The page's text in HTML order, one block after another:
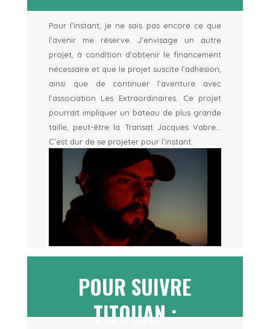
Pour l’instant, je ne sais pas encore ce que
l’avenir me réserve. J’envisage un autre
projet, à condition d’obtenir le financement
nécessaire et que le projet suscite l’adhésion,
ainsi que de continuer l’aventure avec
l’association Les Extraordinaires. Ce projet
pourrait impliquer un bateau de plus grande
taille, peut-être la Transat Jacques Vabre…
C’est dur de se projeter pour l’instant.
POUR SUIVRE
TITOUAN :